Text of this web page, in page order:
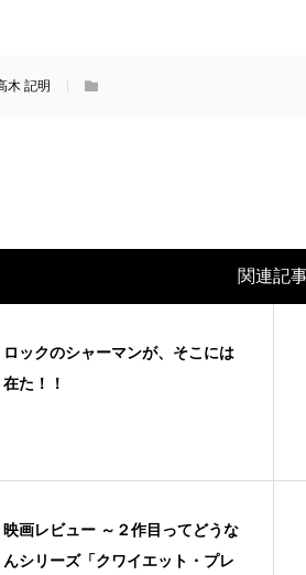
木 記明
関連記
ロックのシャーマンが、そこには
在た！！
映画レビュー ～２作目ってどうな
んシリーズ「クワイエット・プレ
熊さん大好き、駆除
見てみましょ...
映
ん